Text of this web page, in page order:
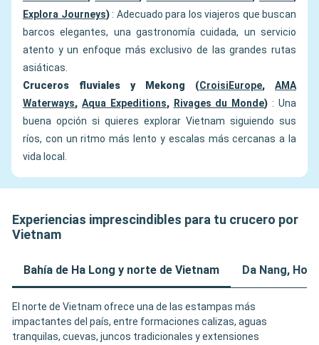
Explora Journeys): Adecuado para los viajeros que buscan
barcos elegantes, una gastronomía cuidada, un servicio
atento y un enfoque más exclusivo de las grandes rutas
asiáticas.
Cruceros fluviales y Mekong (CroisiEurope, AMA
Waterways, Aqua Expeditions, Rivages du Monde) : Una
buena opción si quieres explorar Vietnam siguiendo sus
ríos, con un ritmo más lento y escalas más cercanas a la
vida local.
Experiencias imprescindibles para tu crucero por
Vietnam
Bahía de Ha Long y norte de Vietnam Da Nang, Hoi
El norte de Vietnam ofrece una de las estampas más
impactantes del país, entre formaciones calizas, aguas
tranquilas, cuevas, juncos tradicionales y extensiones